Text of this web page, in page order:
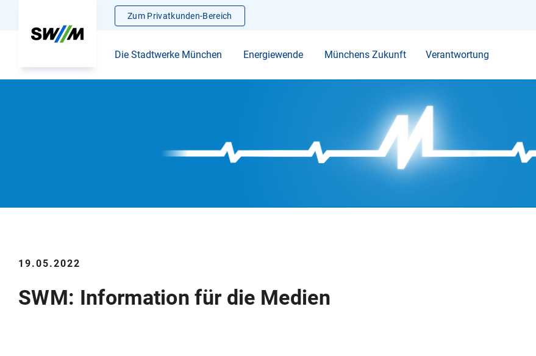
Zum Privatkunden-Bereich
Die Stadtwerke München Energiewende Münchens Zukunft Verantwortung
19.05.2022
SWM: Information für die Medien